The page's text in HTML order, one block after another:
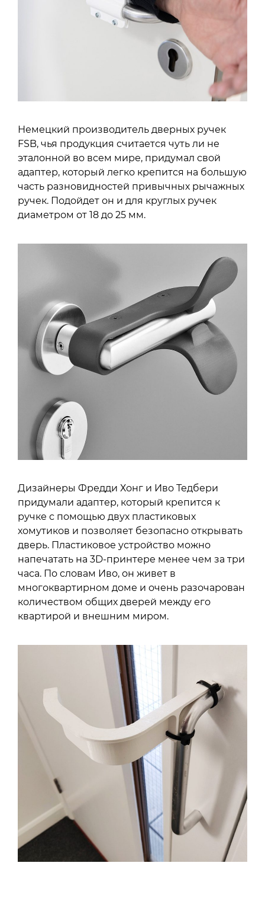
Немецкий производитель дверных ручек
FSB, чья продукция считается чуть ли не
эталонной во всем мире, придумал свой
адаптер, который легко крепится на большую
часть разновидностей привычных рычажных
ручек. Подойдет он и для круглых ручек
диаметром от 18 до 25 мм.
Дизайнеры Фредди Хонг и Иво Тедбери
придумали адаптер, который крепится к
ручке с помощью двух пластиковых
хомутиков и позволяет безопасно открывать
дверь. Пластиковое устройство можно
напечатать на 3D-принтере менее чем за три
часа. По словам Иво, он живет в
многоквартирном доме и очень разочарован
количеством общих дверей между его
квартирой и внешним миром.